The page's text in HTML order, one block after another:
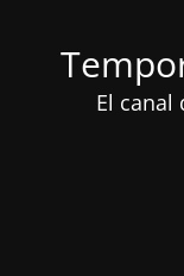
El canal